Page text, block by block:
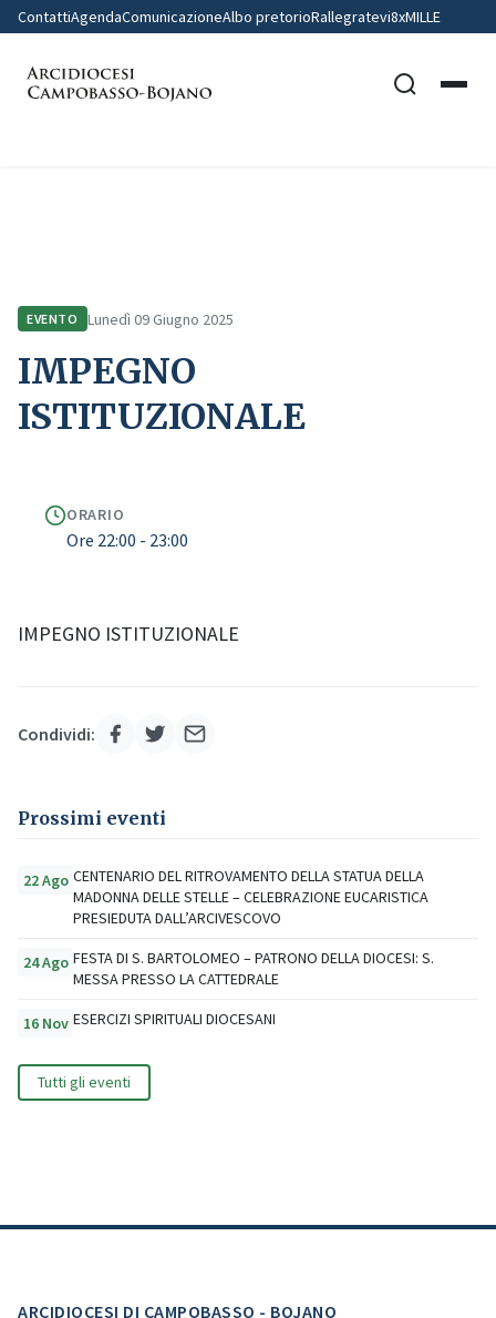
ContattiAgendaComunicazioneAlbo pretorioRallegratevi8xMILLE
EVENTO Lunedì 09 Giugno 2025
IMPEGNO
ISTITUZIONALE
ORARIO
Ore 22:00 - 23:00
IMPEGNO ISTITUZIONALE
Condividi:
Prossimi eventi
22 Ago CENTENARIO DEL RITROVAMENTO DELLA STATUA DELLA
MADONNA DELLE STELLE – CELEBRAZIONE EUCARISTICA
PRESIEDUTA DALL’ARCIVESCOVO
24 Ago FESTA DI S. BARTOLOMEO – PATRONO DELLA DIOCESI: S.
MESSA PRESSO LA CATTEDRALE
16 Nov ESERCIZI SPIRITUALI DIOCESANI
Tutti gli eventi
ARCIDIOCESI DI CAMPOBASSO - BOJANO